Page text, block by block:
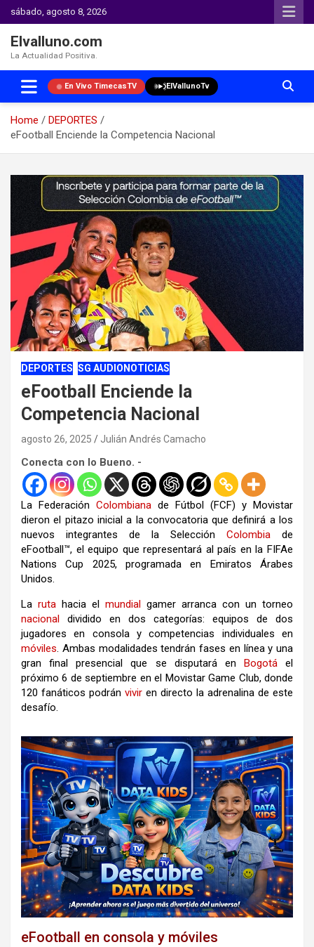
sábado, agosto 8, 2026
Elvalluno.com
La Actualidad Positiva.
En Vivo TimecasTV ElVallunoTv
Home
DEPORTES
eFootball Enciende la Competencia Nacional
content
DEPORTES SG AUDIONOTICIAS
eFootball Enciende la
Competencia Nacional
agosto 26, 2025 Julián Andrés Camacho
Conecta con lo Bueno. -
La Federación Colombiana de Fútbol (FCF) y Movistar
dieron el pitazo inicial a la convocatoria que definirá a los
nuevos integrantes de la Selección Colombia de
eFootball™, el equipo que representará al país en la FIFAe
Nations Cup 2025, programada en Emiratos Árabes
Unidos.
La ruta hacia el mundial gamer arranca con un torneo
nacional dividido en dos categorías: equipos de dos
jugadores en consola y competencias individuales en
móviles. Ambas modalidades tendrán fases en línea y una
gran final presencial que se disputará en Bogotáel
próximo 6 de septiembre en el Movistar Game Club, donde
120 fanáticos podrán vivir en directo la adrenalina de este
desafío.
eFootball en consola y móviles